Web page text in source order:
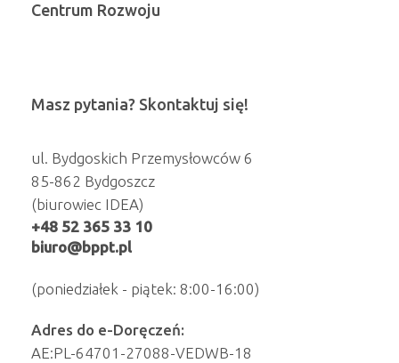
Centrum Rozwoju
Masz pytania? Skontaktuj się!
ul. Bydgoskich Przemysłowców 6
85-862 Bydgoszcz
(biurowiec IDEA)
+48 52 365 33 10
biuro@bppt.pl
(poniedziałek - piątek: 8:00-16:00)
Adres do e-Doręczeń:
AE:PL-64701-27088-VEDWB-18